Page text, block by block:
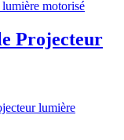
Projecteur